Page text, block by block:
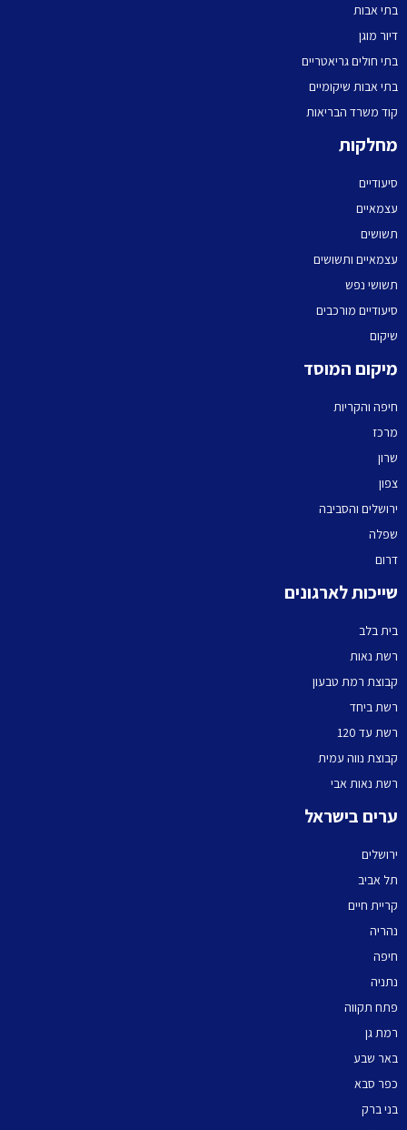
בתי אבות
דיור מוגן
בתי חולים גריאטריים
בתי אבות שיקומיים
קוד משרד הבריאות
מחלקות
סיעודיים
עצמאיים
תשושים
עצמאיים ותשושים
תשושי נפש
סיעודיים מורכבים
שיקום
מיקום המוסד
חיפה והקריות
מרכז
שרון
צפון
ירושלים והסביבה
שפלה
דרום
שייכות לארגונים
בית בלב
רשת נאות
קבוצת רמת טבעון
רשת ביחד
רשת עד 120
קבוצת נווה עמית
רשת נאות אבי
ערים בישראל
ירושלים
תל אביב
קריית חיים
נהריה
חיפה
נתניה
פתח תקווה
רמת גן
באר שבע
כפר סבא
בני ברק